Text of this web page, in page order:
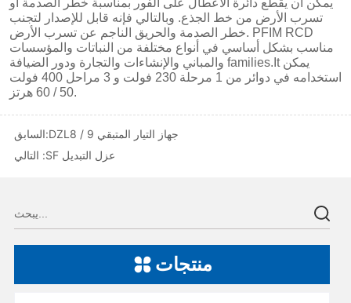
السابق:
DZL8 / 9 جهاز التيار المتبقي
التالي :
SF عزل التبديل
منتجات